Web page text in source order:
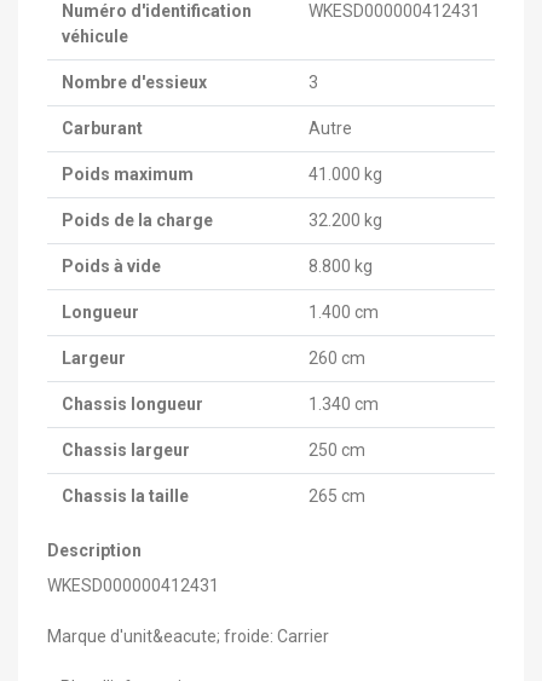
Numéro d'identification
véhicule
WKESD000000412431
Nombre d'essieux 3
Carburant Autre
Poids maximum 41.000 kg
Poids de la charge 32.200 kg
Poids à vide 8.800 kg
Longueur 1.400 cm
Largeur 260 cm
Chassis longueur 1.340 cm
Chassis largeur 250 cm
Chassis la taille 265 cm
Description
WKESD000000412431
Marque d'unit&eacute; froide: Carrier